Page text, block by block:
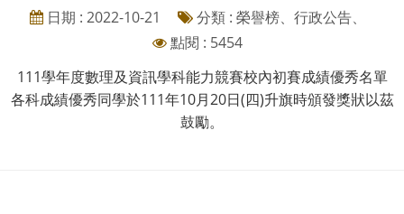
日期 : 2022-10-21
分類 : 榮譽榜、行政公告、
點閱 : 5454
111學年度數理及資訊學科能力競賽校內初賽成績優秀名單
各科成績優秀同學於111年10月20日(四)升旗時頒發獎狀以茲
鼓勵。